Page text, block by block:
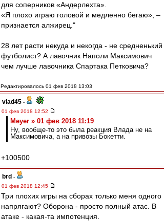
для соперников «Андерлехта».
«Я плохо играю головой и медленно бегаю», –
признается алжирец."
28 лет расти некуда и некогда - не средненький
футболист? А лавочник Наполи Максимович
чем лучше лавочника Спартака Петковича?
Редактировалось 01 фев 2018 13:03
vlad45 -
01 фев 2018 12:52
Meyer » 01 фев 2018 11:19
Ну, вообще-то это была реакция Влада не на
Максимовича, а на привозы Бокетти.
+100500
brd -
01 фев 2018 12:45
Три плохих игры на сборах только меня одного
напрягают? Оборона - просто полный атас. В
атаке - какая-та импотенция.